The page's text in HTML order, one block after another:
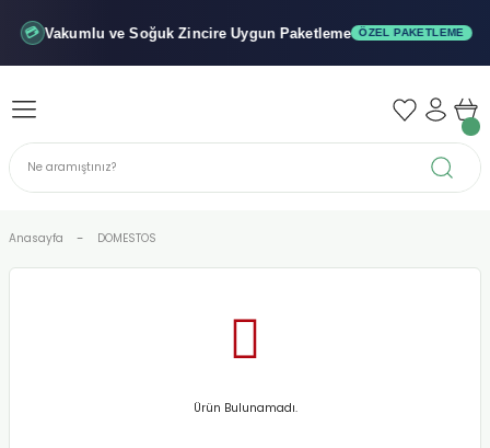
💳 Vakumlu ve SoğukZincire Uygun Paketleme ÖZEL PAKETLEME
Geri Dön
Geri Dön
Geri Dön
Anasayfa DOMESTOS
Ürün Bulunamadı.